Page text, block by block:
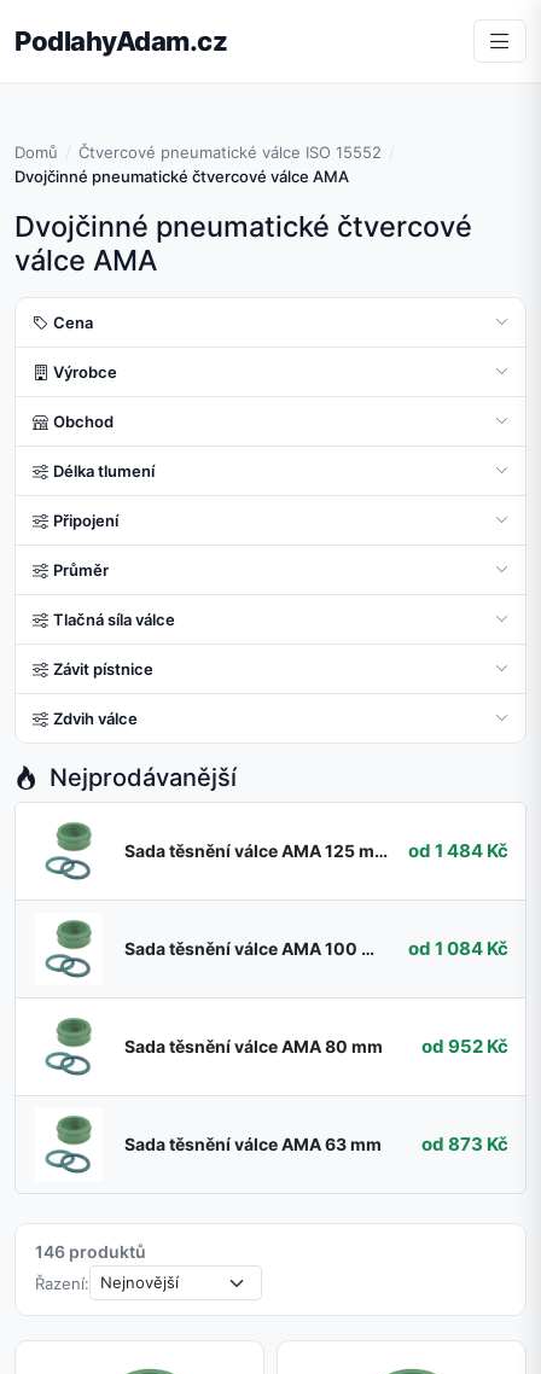
PodlahyAdam.cz
Domů
Čtvercové pneumatické válce ISO 15552
Dvojčinné pneumatické čtvercové válce AMA
Dvojčinné pneumatické čtvercové
válce AMA
Cena
Výrobce
Obchod
Délka tlumení
Připojení
Průměr
Tlačná síla válce
Závit pístnice
Zdvih válce
Nejprodávanější
Sada těsnění válce AMA 125 mm od 1 484 Kč
Sada těsnění válce AMA 100 mm od 1 084 Kč
Sada těsnění válce AMA 80 mm od 952 Kč
Sada těsnění válce AMA 63 mm od 873 Kč
146 produktů
Řazení: